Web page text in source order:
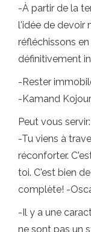
-À partir de la
l'idée de devoir
réfléchissons
définitivement
-Rester
-Kamand
Peut vous
-Tu viens à
réconforter.
toi. C'est bien
complète! -
-Il y a une
ne sont pas un